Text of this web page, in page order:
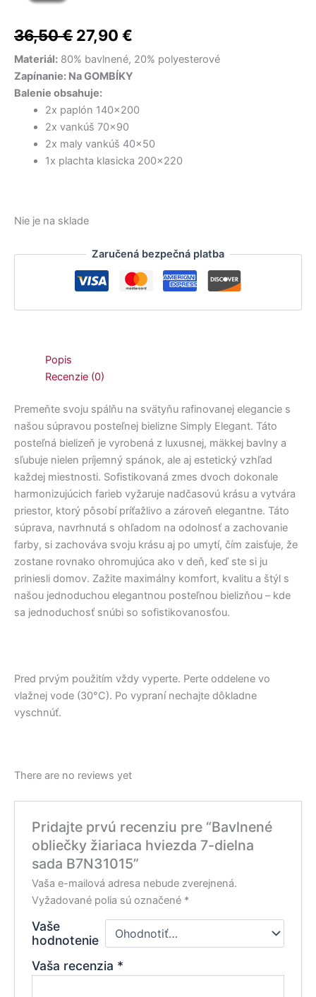
36,50€ bola:
36,50 €.
27,90 €
27,90 €.
Materiál: 80% bavlnené, 20% polyesterové
Zapínanie: Na GOMBÍKY
Balenie obsahuje:
2x paplón 140×200
2x vankúš 70×90
2x maly vankúš 40×50
1x plachta klasicka 200×220
Nie je na sklade
Zaručená bezpečná platba
Popis
Recenzie (0)
Premeňte svoju spálňu na svätyňu rafinovanej elegancie s
našou súpravou posteľnej bielizne Simply Elegant. Táto
posteľná bielizeň je vyrobená z luxusnej, mäkkej bavlny a
sľubuje nielen príjemný spánok, ale aj estetický vzhľad
každej miestnosti. Sofistikovaná zmes dvoch dokonale
harmonizujúcich farieb vyžaruje nadčasovú krásu a vytvára
priestor, ktorý pôsobí príťažlivo a zároveň elegantne. Táto
súprava, navrhnutá s ohľadom na odolnosť a zachovanie
farby, si zachováva svoju krásu aj po umytí, čím zaisťuje, že
zostane rovnako ohromujúca ako v deň, keď ste si ju
priniesli domov. Zažite maximálny komfort, kvalitu a štýl s
našou jednoduchou elegantnou posteľnou bielizňou – kde
sa jednoduchosť snúbi so sofistikovanosťou.
Pred prvým použitím vždy vyperte. Perte oddelene vo
vlažnej vode (30°C). Po vypraní nechajte dôkladne
vyschnúť.
There are no reviews yet
Pridajte prvú recenziu pre “Bavlnené
obliečky žiariaca hviezda 7-dielna
sada B7N31015”
Vaša e-mailová adresa nebude zverejnená.
Vyžadované polia sú označené *
Vaše
hodnotenie
Vaša recenzia *
48,00 €.
15,00 €.